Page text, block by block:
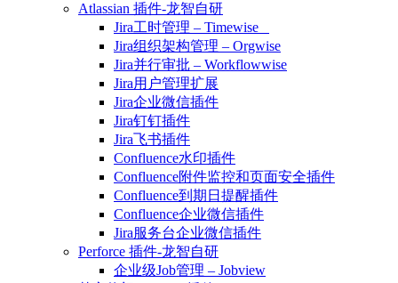
Atlassian 插件-龙智自研
Jira工时管理 – Timewise
Jira组织架构管理 – Orgwise
Jira并行审批 – Workflowwise
Jira用户管理扩展
Jira企业微信插件
Jira钉钉插件
Jira飞书插件
Confluence水印插件
Confluence附件监控和页面安全插件
Confluence到期日提醒插件
Confluence企业微信插件
Jira服务台企业微信插件
Perforce 插件-龙智自研
企业级Job管理 – Jobview